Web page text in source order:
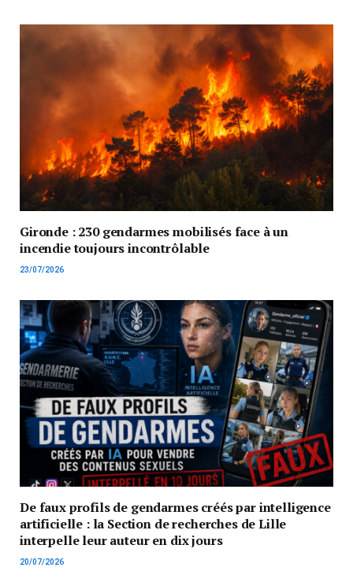
Gironde : 230 gendarmes mobilisés face à un
incendie toujours incontrôlable
23/07/2026
De faux profils de gendarmes créés par intelligence
artificielle : la Section de recherches de Lille
interpelle leur auteur en dix jours
20/07/2026